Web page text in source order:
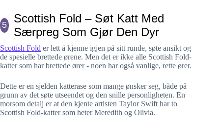
5
Scottish Fold – Søt Katt Med
Særpreg Som Gjør Den Dyr
Scottish Fold er lett å kjenne igjen på sitt runde, søte ansikt og
de spesielle brettede ørene. Men det er ikke alle Scottish Fold-
katter som har brettede ører - noen har også vanlige, rette ører.
Dette er en sjelden katterase som mange ønsker seg, både på
grunn av det søte utseendet og den snille personligheten. En
morsom detalj er at den kjente artisten Taylor Swift har to
Scottish Fold-katter som heter Meredith og Olivia.